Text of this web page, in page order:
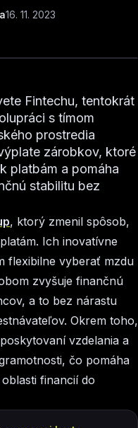
16. 11. 2023
Fintechu, tentokrát
s tímom
prostredia
zárobkov, ktoré
platbám a pomáha
stabilitu bez
, ktorý zmenil spôsob,
Ich inovatívne
flexibilne vyberať mzdu
zvyšuje finančnú
a to bez nárastu
Okrem toho,
vzdelania a
čo pomáha
financií do